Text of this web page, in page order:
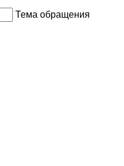
Тема обращения